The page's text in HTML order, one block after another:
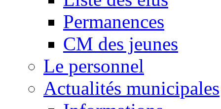
Permanences
CM des jeunes
Le personnel
Actualités municipales